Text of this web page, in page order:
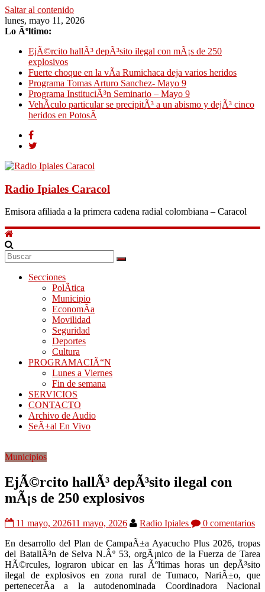
Saltar al contenido
lunes, mayo 11, 2026
Lo Ãºltimo:
EjÃ©rcito hallÃ³ depÃ³sito ilegal con mÃ¡s de 250
explosivos
Fuerte choque en la vÃ­a Rumichaca deja varios heridos
Programa Tomas Arturo Sanchez- Mayo 9
Programa InstituciÃ³n Seminario – Mayo 9
VehÃ­culo particular se precipitÃ³ a un abismo y dejÃ³ cinco
heridos en PotosÃ­
Radio Ipiales Caracol
Emisora afiliada a la primera cadena radial colombiana – Caracol
Secciones
PolÃ­tica
Municipio
EconomÃ­a
Movilidad
Seguridad
Deportes
Cultura
PROGRAMACIÃ“N
Lunes a Viernes
Fin de semana
SERVICIOS
CONTACTO
Archivo de Audio
SeÃ±al En Vivo
Municipios
EjÃ©rcito hallÃ³ depÃ³sito ilegal con
mÃ¡s de 250 explosivos
11 mayo, 202611 mayo, 2026 Radio Ipiales
0 comentarios
En desarrollo del Plan de CampaÃ±a Ayacucho Plus 2026, tropas
del BatallÃ³n de Selva N.Âº 53, orgÃ¡nico de la Fuerza de Tarea
HÃ©rcules, lograron ubicar en las Ãºltimas horas un depÃ³sito
ilegal de explosivos en zona rural de Tumaco, NariÃ±o, que
pertenecerÃ­a a la autodenominada Coordinadora Nacional